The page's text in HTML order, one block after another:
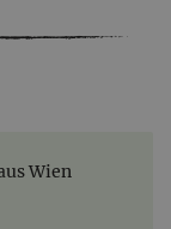
Wien